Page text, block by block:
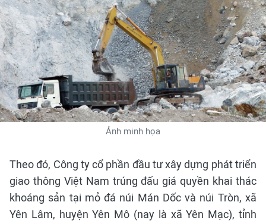
Ảnh minh họa
Theo đó, Công ty cổ phần đầu tư xây dựng phát triển
giao thông Việt Nam trúng đấu giá quyền khai thác
khoáng sản tại mỏ đá núi Mán Dốc và núi Tròn, xã
Yên Lâm, huyện Yên Mô (nay là xã Yên Mạc), tỉnh